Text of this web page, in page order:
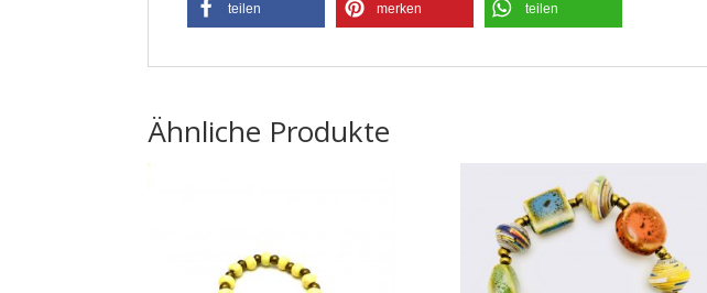
teilen merken teilen
Ähnliche Produkte